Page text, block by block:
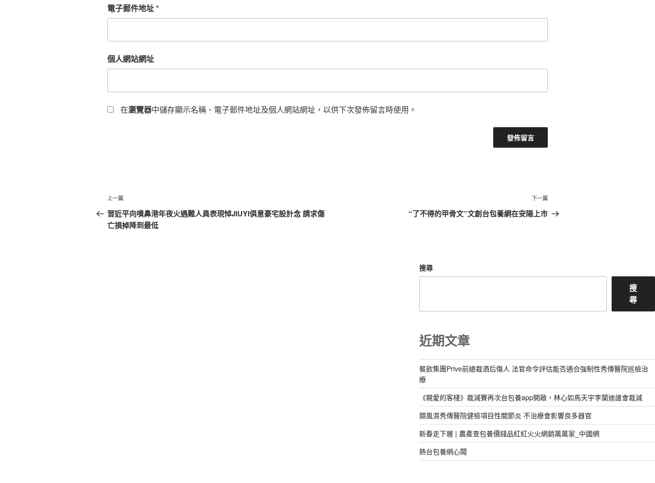
電子郵件地址*
個人網站網址
在瀏覽器中儲存顯示名稱、電子郵件地址及個人網站網址，以供下次發佈留言時使用。
文
章
導
上
一
篇
上一篇
習近平向噴鼻港年夜火遇難人員表現悼JIUYI俱意豪宅設計念 請求傷
亡損掉降到最低
下
一
下一篇
“了不得的甲骨文”文創台包養網在安陽上市
搜尋
搜
尋
近期文章
餐飲集團Prive前總裁酒后傷人 法官命令評估能否適合強制性秀傳醫院巡檢治
療
《親愛的客棧》裁減賽再次台包養app開啟，林心如馬天宇李蘭迪誰會裁減
類風濕秀傳醫院健檢項目性關節炎 不治療會影響良多器官
新春走下層 | 農產查包養價錢品紅紅火火網銷萬萬家_中國網
熱台包養網心聞